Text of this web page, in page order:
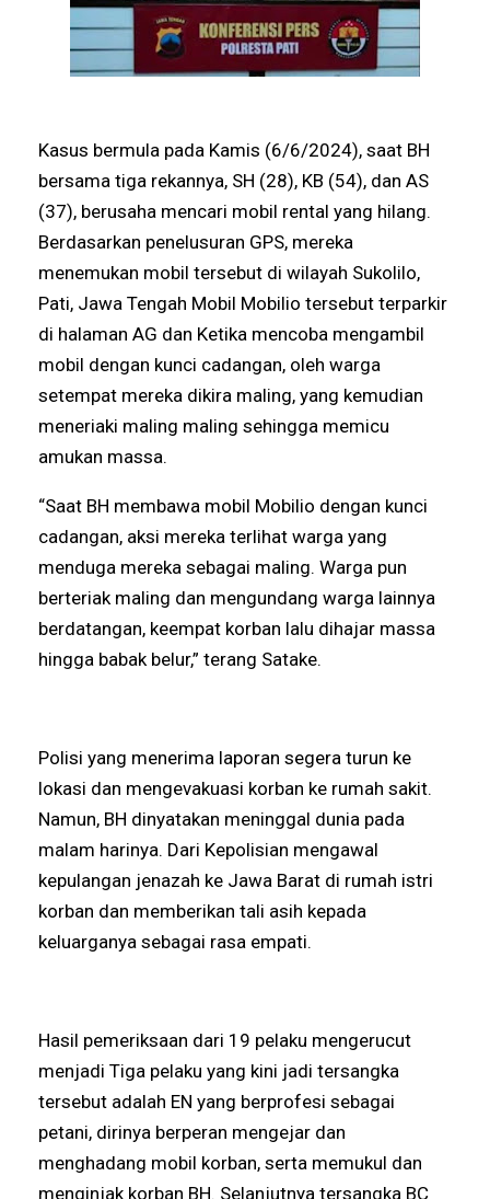
Kasus bermula pada Kamis (6/6/2024), saat BH
bersama tiga rekannya, SH (28), KB (54), dan AS
(37), berusaha mencari mobil rental yang hilang.
Berdasarkan penelusuran GPS, mereka
menemukan mobil tersebut di wilayah Sukolilo,
Pati, Jawa Tengah Mobil Mobilio tersebut terparkir
di halaman AG dan Ketika mencoba mengambil
mobil dengan kunci cadangan, oleh warga
setempat mereka dikira maling, yang kemudian
meneriaki maling maling sehingga memicu
amukan massa.
“Saat BH membawa mobil Mobilio dengan kunci
cadangan, aksi mereka terlihat warga yang
menduga mereka sebagai maling. Warga pun
berteriak maling dan mengundang warga lainnya
berdatangan, keempat korban lalu dihajar massa
hingga babak belur,” terang Satake.
Polisi yang menerima laporan segera turun ke
lokasi dan mengevakuasi korban ke rumah sakit.
Namun, BH dinyatakan meninggal dunia pada
malam harinya. Dari Kepolisian mengawal
kepulangan jenazah ke Jawa Barat di rumah istri
korban dan memberikan tali asih kepada
keluarganya sebagai rasa empati.
Hasil pemeriksaan dari 19 pelaku mengerucut
menjadi Tiga pelaku yang kini jadi tersangka
tersebut adalah EN yang berprofesi sebagai
petani, dirinya berperan mengejar dan
menghadang mobil korban, serta memukul dan
menginjak korban BH. Selanjutnya tersangka BC